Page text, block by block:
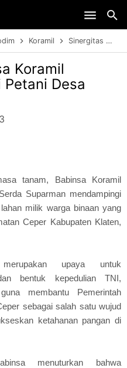
Koramil Sinergitas
Koramil
Desa
tanam, Babinsa Koramil
Serda Suparman mendampingi
milik warga binaan yang
Ceper Kabupaten Klaten,
merupakan upaya untuk
bentuk kepedulian TNI,
membantu Pemerintah
sebagai salah satu wujud
ketahanan pangan di
menuturkan bahwa